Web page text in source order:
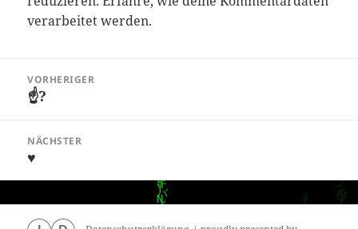
verarbeitet werden.
VORHERIGER
Vorheriger
☝?
NÄCHSTER
Nächster
Beitrag:
♥